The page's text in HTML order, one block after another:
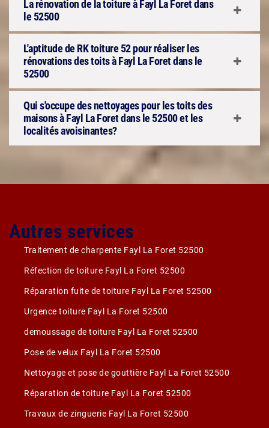
La rénovation de la toiture à Fayl La Foret dans
le 52500
L'aptitude de RK toiture 52 pour réaliser les
rénovations des toits à Fayl La Foret dans le
52500
Qui s'occupe des nettoyages pour les toits des
maisons à Fayl La Foret dans le 52500 et les
localités avoisinantes?
Autres services
Traitement de charpente Fayl La Foret 52500
Réfection de toiture Fayl La Foret 52500
Réparation fuite de toiture Fayl La Foret 52500
Urgence toiture Fayl La Foret 52500
demoussage de toiture Fayl La Foret 52500
Pose de velux Fayl La Foret 52500
Nettoyage et pose de gouttière Fayl La Foret 52500
Réparation de toiture Fayl La Foret 52500
Travaux de zinguerie Fayl La Foret 52500